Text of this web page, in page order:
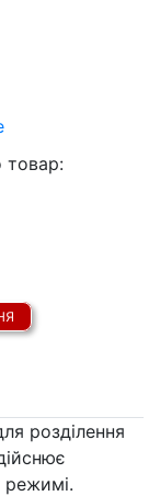
товар:
розділення
режимі.